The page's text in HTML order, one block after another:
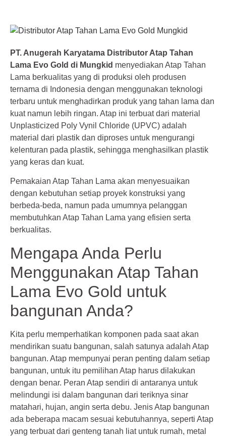
PT. Anugerah Karyatama Distributor Atap Tahan
Lama Evo Gold di Mungkid menyediakan Atap Tahan
Lama berkualitas yang di produksi oleh produsen
ternama di Indonesia dengan menggunakan teknologi
terbaru untuk menghadirkan produk yang tahan lama dan
kuat namun lebih ringan. Atap ini terbuat dari material
Unplasticized Poly Vynil Chloride (UPVC) adalah
material dari plastik dan diproses untuk mengurangi
kelenturan pada plastik, sehingga menghasilkan plastik
yang keras dan kuat.
Pemakaian Atap Tahan Lama akan menyesuaikan
dengan kebutuhan setiap proyek konstruksi yang
berbeda-beda, namun pada umumnya pelanggan
membutuhkan Atap Tahan Lama yang efisien serta
berkualitas.
Mengapa Anda Perlu
Menggunakan Atap Tahan
Lama Evo Gold untuk
bangunan Anda?
Kita perlu memperhatikan komponen pada saat akan
mendirikan suatu bangunan, salah satunya adalah Atap
bangunan. Atap mempunyai peran penting dalam setiap
bangunan, untuk itu pemilihan Atap harus dilakukan
dengan benar. Peran Atap sendiri di antaranya untuk
melindungi isi dalam bangunan dari teriknya sinar
matahari, hujan, angin serta debu. Jenis Atap bangunan
ada beberapa macam sesuai kebutuhannya, seperti Atap
yang terbuat dari genteng tanah liat untuk rumah, metal